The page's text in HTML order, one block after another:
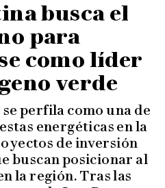
busca el
para
como líder
verde
perfila como una de
energéticas en la
de inversión
buscan posicionar al
la región. Tras las